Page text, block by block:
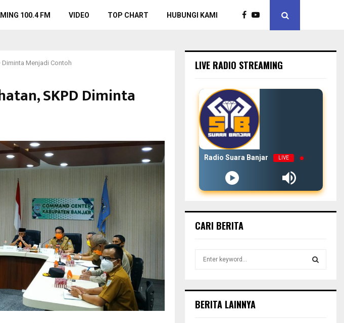
100.4 FM VIDEO TOP CHART HUBUNGI KAMI
Diminta Menjadi Contoh
SKPD Diminta
LIVE RADIO STREAMING
Radio Suara Banjar LIVE
CARI BERITA
h
BERITA LAINNYA